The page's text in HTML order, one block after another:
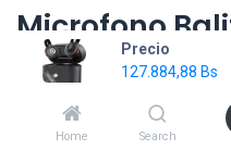
Precio
127.884,88 Bs
Home Search
Microfono
Hollyland
127.884,88 Bs